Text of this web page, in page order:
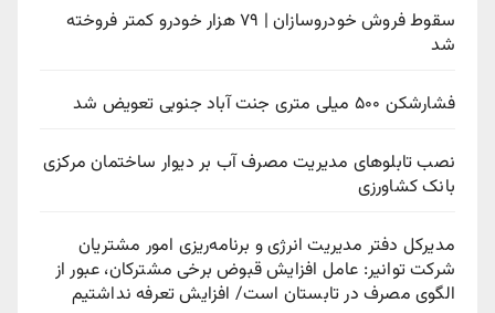
سقوط فروش خودروسازان | ۷۹ هزار خودرو کمتر فروخته
شد
فشارشکن ۵۰۰ میلی متری جنت آباد جنوبی تعویض شد
نصب تابلوهای مدیریت مصرف آب بر دیوار ساختمان مرکزی
بانک کشاورزی
مدیرکل دفتر مدیریت انرژی و برنامه‌ریزی امور مشتریان
شرکت توانیر: عامل افزایش قبوض برخی مشترکان، عبور از
الگوی مصرف در تابستان است/ افزایش تعرفه نداشتیم